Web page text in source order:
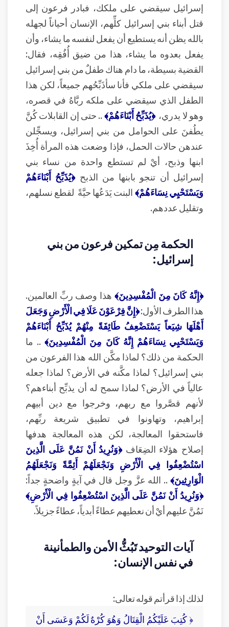
إسرائيل سيقضي على ملكك، فبادر فرعون إلى
قتل أبناء بني إسرائيل كلِّهم، الإنسان أحياناً لجهله
بالله يظن أنه يستطيع أن يفعل لنفسه ما يشاء، وأن
يفعل بعدوه ما يشاء، هذا من ضيق أُفُقِه، فقال:
القضية بسيطة، ما دام هناك طفلٌ من بني إسرائيل
سيقضي على ملكي فأنا سأذَبِّحُهم جميعاً، لكن هذا
الطفل الذي سيقضي على ملكه ربَّاهُ في قصره،
وهو لا يدري، ﴿يُذَبِّحُ أَبْنَاءَهُمْ﴾.. حتى إن القابلات كُنَّ
يطُفنَ على الحوامل من بني إسرائيل، ويسجِّلن
عندهن حالات الحمل، فإذا وضعت هذه المرأة أُخِذَ
ابنها وذبح، أيْ لم تستطع واحدة من نساء بني
إسرائيل أن تنجو بابنها من الذبح﴿يُذَبِّحُ أَبْنَاءَهُمْ
وَيَسْتَحْيِي نِسَاءَهُمْ﴾البنت يَدَعُها حيَّةً لقطع نسلهم،
وتقليل عددهم.
الحكمة مِن تمكين فرعون من بني
إسرائيل:
﴿إِنَّهُ كَانَ مِنَ الْمُفْسِدِينَ﴾ هذا وصف ربِّ العالمين.
هذا الطرف الأول:﴿إِنَّ فِرْعَوْنَ عَلَا فِي الْأَرْضِ وَجَعَلَ
أَهْلَهَا شِيَعاً يَسْتَضْعِفُ طَائِفَةً مِنْهُمْ يُذَبِّحُ أَبْنَاءَهُمْ
وَيَسْتَحْيِي نِسَاءَهُمْ إِنَّهُ كَانَ مِنَ الْمُفْسِدِينَ﴾ .. ما
الحكمة من ذلك؟ لماذا مكَّن الله هذا الفرعون من
بني إسرائيل؟ لماذا مكَّنه في الأرض؟ لماذا جعله
عالياً في الأرض؟ لماذا سمح له أن يذبِّح أبناءهم؟
لأنهم قصَّروا مع ربهم، وخرجوا مع دين أبيهم
إبراهيم، وتهاونوا في تطبيق شريعة ربِّهم،
فاستحقوا المعالجة، لكن هذه المعالجة هدفها
إصلاح هؤلاء الضِعَاف﴿وَنُرِيدُ أَنْ نَمُنَّ عَلَى الَّذِينَ
اسْتُضْعِفُوا فِي الْأَرْضِ وَنَجْعَلَهُمْ أَئِمَّةً وَنَجْعَلَهُمُ
الْوَارِثِينَ﴾ .. الله عزَّ وجل قال في آيةٍ واضحةٍ جداً:
﴿وَنُرِيدُ أَنْ نَمُنَّ عَلَى الَّذِينَ اسْتُضْعِفُوا فِي الْأَرْضِ﴾
نَمُنَّ عليهم أيْ أن نعطيهم عطاءً أبدياً، عطاءً جزيلاً.
آيات التوحيد تَبُثُّ الأمن والطمأنينة
في نفس الإنسان:
لذلك إذا قرأتم قوله تعالى:
﴿ كُتِبَ عَلَيْكُمُ الْقِتَالُ وَهُوَ كُرْهٌ لَكُمْ وَعَسَى أَنْ